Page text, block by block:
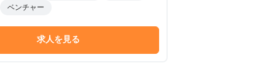
ベンチャー
求人を見る